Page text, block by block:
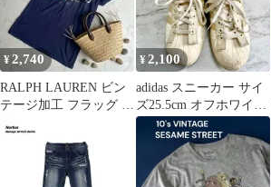
¥2,740
RALPH LAUREN ビン
テージ加工 フラッグ T
シャツ 半袖 濃紺 M
¥2,100
adidas スニーカー サイ
ズ25.5cm オフホワイト
汚れ加工